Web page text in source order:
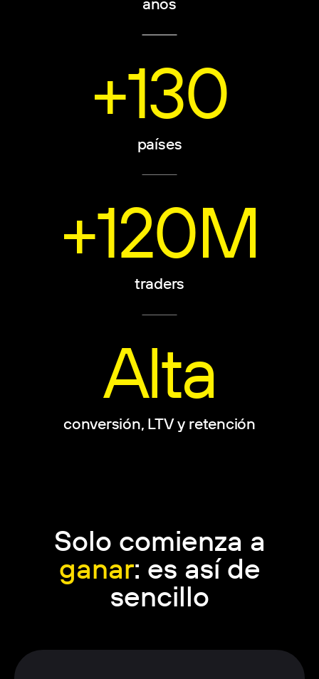
+130
países
+120M
traders
Alta
conversión, LTV y retención
Solo comienza a
ganar: es así de
sencillo